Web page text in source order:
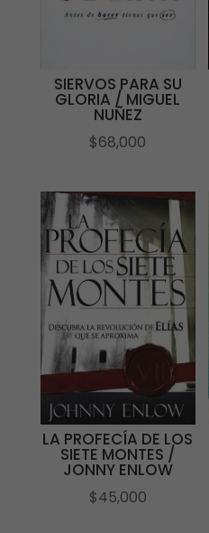
SIERVOS PARA SU
GLORIA / MIGUEL
NUÑEZ
$68,000
LA PROFECÍA DE LOS
SIETE MONTES /
JONNY ENLOW
$45,000